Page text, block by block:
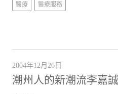
醫療 醫療服務
2004年12月26日
潮州人的新潮流李嘉